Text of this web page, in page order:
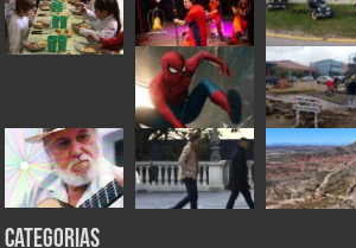
Categorias